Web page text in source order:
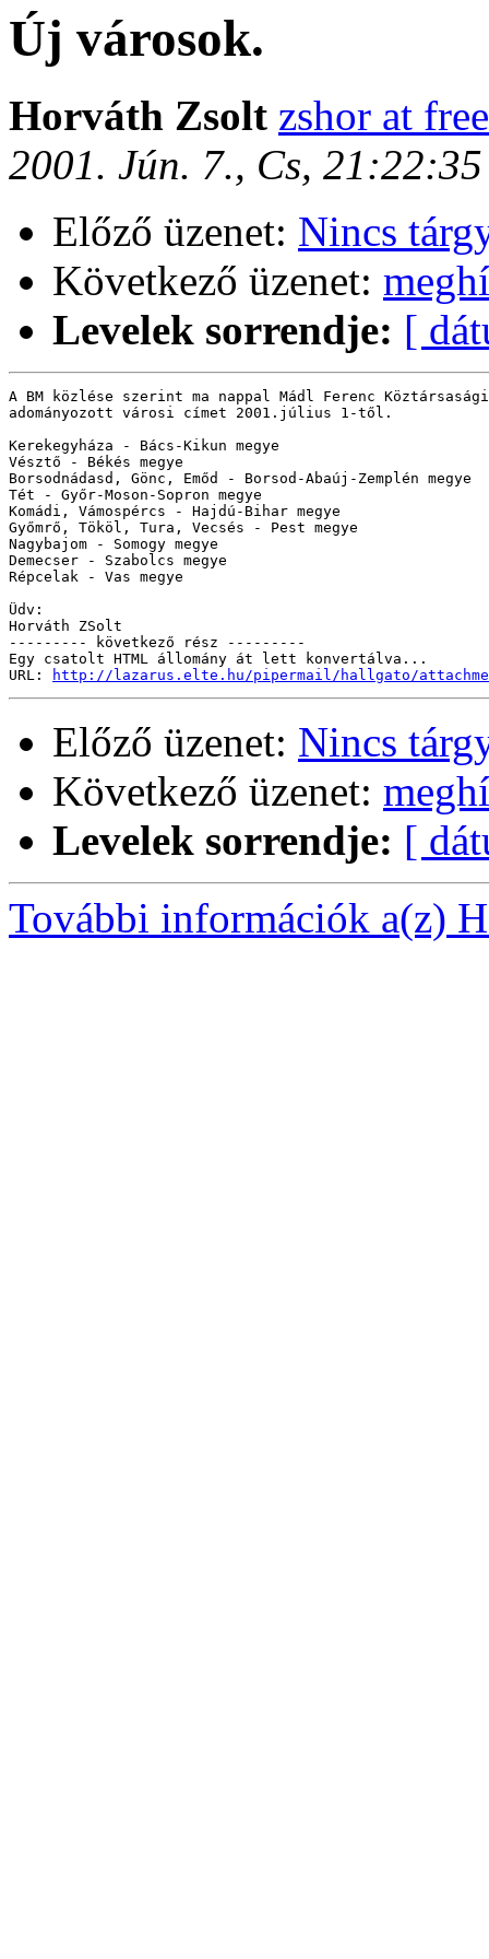
Új városok.
Horváth Zsolt zshor at
2001. Jún. 7., Cs,
Előző üzenet: Nincs
Következő üzenet:
Levelek sorrendje: [
A BM közlése szerint ma nappal Mádl Ferenc
adományozott városi címet 2001.július 1-től.
Kerekegyháza - Bács-Kikun megye
Vésztő - Békés megye
Borsodnádasd, Gönc, Emőd - Borsod-Abaúj-Zemplén megye
Tét - Győr-Moson-Sopron megye
Komádi, Vámospércs - Hajdú-Bihar megye
Győmrő, Tököl, Tura, Vecsés - Pest megye
Nagybajom - Somogy megye
Demecser - Szabolcs megye
Répcelak - Vas megye
Üdv:
Horváth ZSolt
--------- következő rész ---------
Egy csatolt HTML állomány át lett konvertálva...
URL:
http://lazarus.elte.hu/pipermail/hallgato/
Előző üzenet: Nincs
Következő üzenet:
Levelek sorrendje: [
További információk a(z)